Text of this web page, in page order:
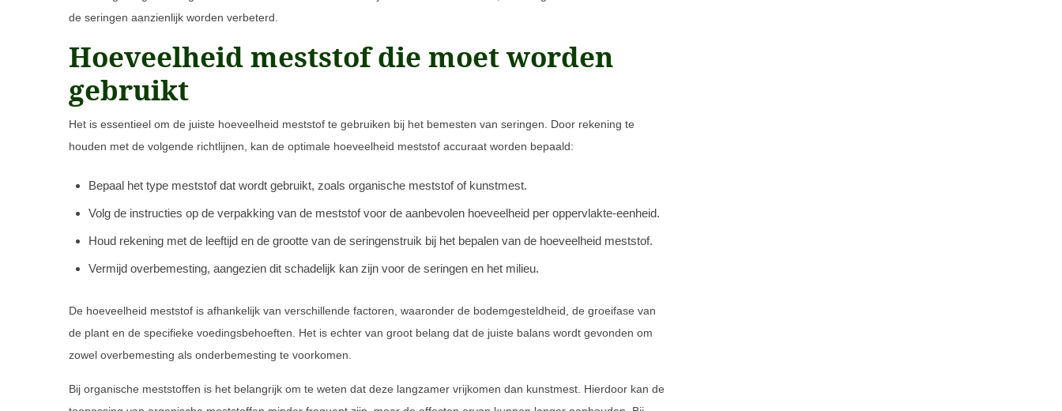
de seringen aanzienlijk worden verbeterd.
Hoeveelheid meststof die moet worden
gebruikt
Het is essentieel om de juiste hoeveelheid meststof te gebruiken bij het bemesten van seringen. Door rekening te
houden met de volgende richtlijnen, kan de optimale hoeveelheid meststof accuraat worden bepaald:
Bepaal het type meststof dat wordt gebruikt, zoals organische meststof of kunstmest.
Volg de instructies op de verpakking van de meststof voor de aanbevolen hoeveelheid per oppervlakte-eenheid.
Houd rekening met de leeftijd en de grootte van de seringenstruik bij het bepalen van de hoeveelheid meststof.
Vermijd overbemesting, aangezien dit schadelijk kan zijn voor de seringen en het milieu.
De hoeveelheid meststof is afhankelijk van verschillende factoren, waaronder de bodemgesteldheid, de groeifase van
de plant en de specifieke voedingsbehoeften. Het is echter van groot belang dat de juiste balans wordt gevonden om
zowel overbemesting als onderbemesting te voorkomen.
Bij organische meststoffen is het belangrijk om te weten dat deze langzamer vrijkomen dan kunstmest. Hierdoor kan de